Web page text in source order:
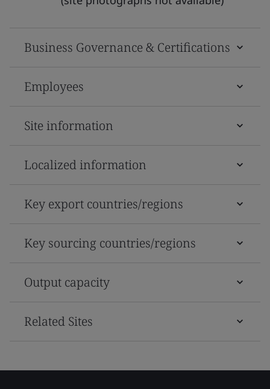
Business Governance & Certifications
Employees
Site information
Localized information
Key export countries/regions
Key sourcing countries/regions
Output capacity
Related Sites